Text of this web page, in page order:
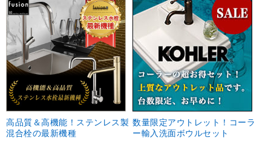
高品質＆高機能！ステンレス製
混合栓の最新機種
数量限定アウトレット！コーラ
ー輸入洗面ボウルセット